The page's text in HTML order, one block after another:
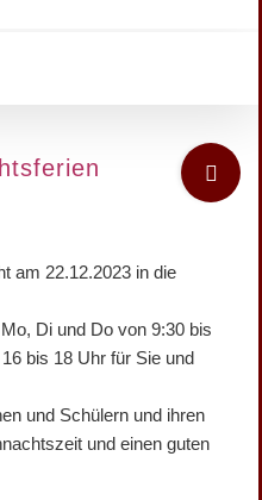
am 22.12.2023 in die
Di und Do von 9:30 bis
bis 18 Uhr für Sie und
und Schülern und ihren
und einen guten
Toggle
Sliding